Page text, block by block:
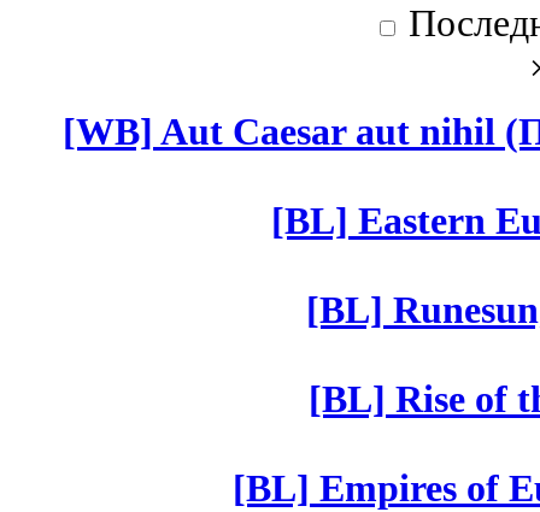
[WB] Aut Caesar aut nihil
[BL] Eastern
[BL]
[BL] Rise of
[BL] Empires of